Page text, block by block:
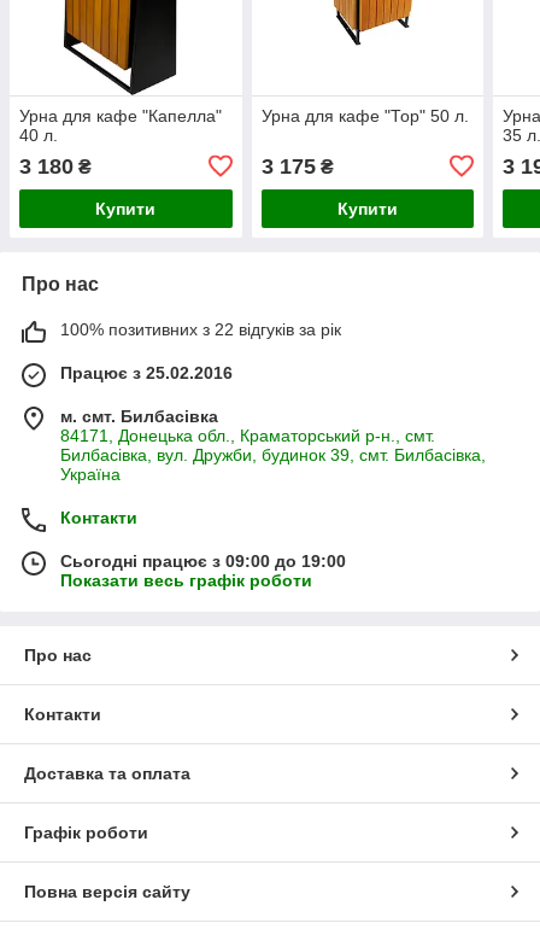
Урна для кафе "Капелла"
40 л.
3 180 ₴
Купити
Урна для кафе "Тор" 50 л.
3 175₴
Купити
35
3
Про нас
100% позитивних з 22 відгуків за рік
Працює з 25.02.2016
м. смт. Билбасівка
84171, Донецька обл., Краматорський р-н., смт.
Билбасівка, вул. Дружби, будинок 39, смт. Билбасівка,
Україна
Контакти
Сьогодні працює з 09:00 до 19:00
Показати весь графік роботи
Про нас
Контакти
Доставка та оплата
Графік роботи
Повна версія сайту